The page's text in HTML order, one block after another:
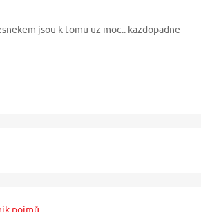
jsou k tomu uz moc.. kazdopadne